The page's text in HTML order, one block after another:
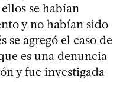
se habían
y no habían sido
se agregó el caso de
es una denuncia
y fue investigada